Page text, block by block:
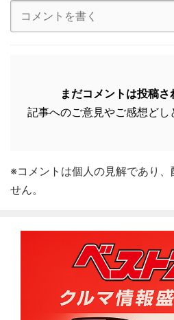
まだコメントは投稿さ
記事へのご意見やご感想どし
※コメントは個人の見解であり
せん。